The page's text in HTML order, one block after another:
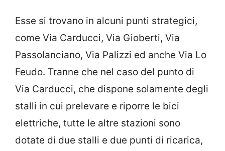
Esse si trovano in alcuni punti strategici,
come Via Carducci, Via Gioberti, Via
Passolanciano, Via Palizzi ed anche Via Lo
Feudo. Tranne che nel caso del punto di
Via Carducci, che dispone solamente degli
stalli in cui prelevare e riporre le bici
elettriche, tutte le altre stazioni sono
dotate di due stalli e due punti di ricarica,